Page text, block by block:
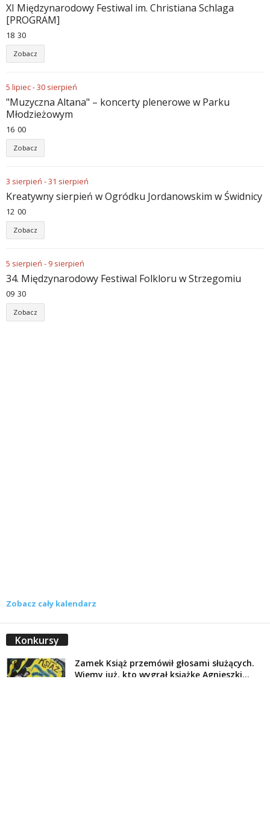
XI Międzynarodowy Festiwal im. Christiana Schlaga
[PROGRAM]
18 30
Zobacz
5 lipiec-30 sierpień
"Muzyczna Altana" – koncerty plenerowe w Parku
Młodzieżowym
16 00
Zobacz
3 sierpień -31 sierpień
Kreatywny sierpień w Ogródku Jordanowskim w Świdnicy
12 00
Zobacz
5 sierpień - 9 sierpień
34. Międzynarodowy Festiwal Folkloru w Strzegomiu
09 30
Zobacz
Zobacz cały kalendarz
Konkursy
Zamek Książ przemówił głosami służących.
Wiemy już, kto wygrał książkę Agnieszki...